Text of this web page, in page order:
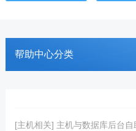
帮助中心分类
[主机相关] 主机与数据库后台自